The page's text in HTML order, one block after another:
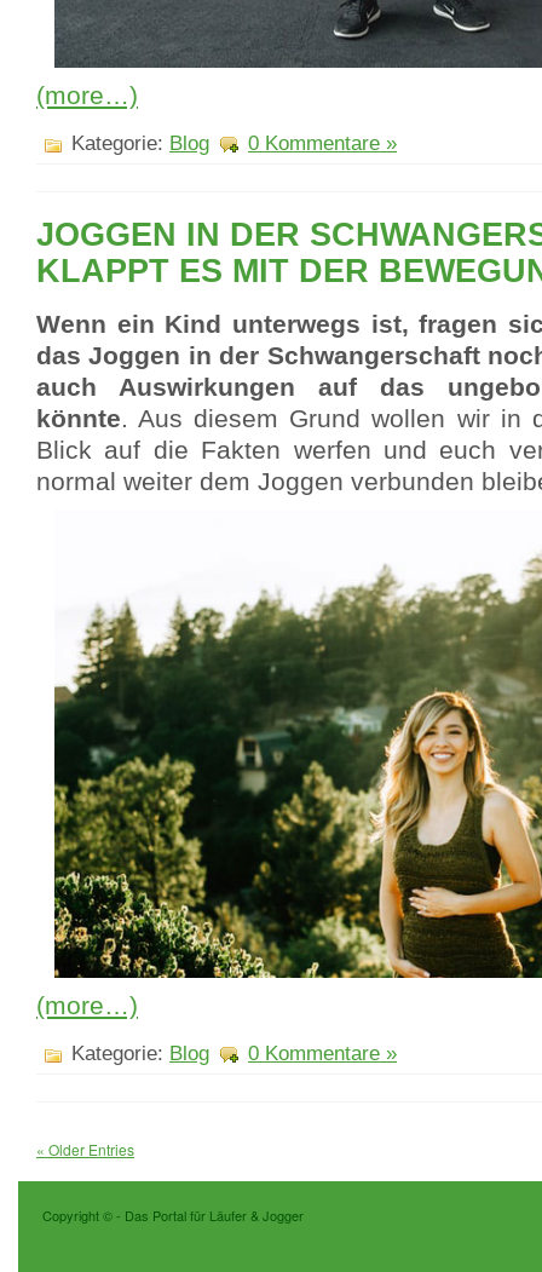
(more…)
Kategorie: Blog 0 Kommentare »
JOGGEN IN DER
KLAPPT ES MIT DER
Wenn ein Kind unterwegs ist, fragen
das Joggen in der Schwangerschaft
auch Auswirkungen auf das
könnte. Aus diesem Grund wollen wir in
Blick auf die Fakten werfen und euch
normal weiter dem Joggen verbunden
(more…)
Kategorie: Blog 0 Kommentare »
« Older Entries
Copyright ©- Das Portal für Läufer & Jogger